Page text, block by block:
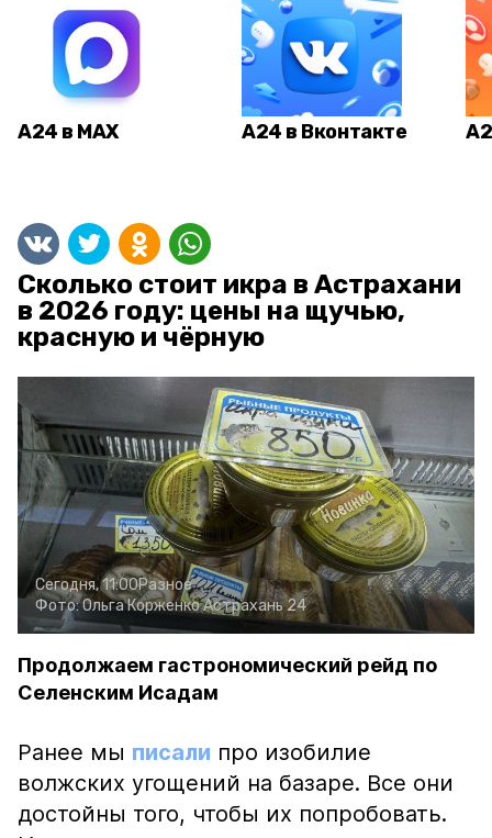
А24 в MAX А24 в Вконтакте
Сколько стоит икра в Астрахани
в 2026 году: цены на щучью,
красную и чёрную
Сегодня, 11:00Разное
Фото:Ольга КорженкоАстрахань 24
Продолжаем гастрономический рейд по
Селенским Исадам
Ранее мы писали про изобилие
волжских угощений на базаре. Все они
достойны того, чтобы их попробовать.